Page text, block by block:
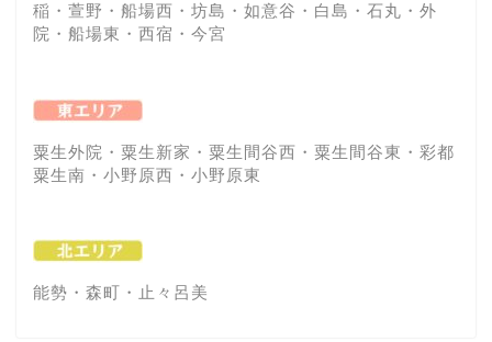
稲・萱野・船場西・坊島・如意谷・白島・石丸・外
院・船場東・西宿・今宮
粟生外院・粟生新家・粟生間谷西・粟生間谷東・彩都
粟生南・小野原西・小野原東
能勢・森町・止々呂美